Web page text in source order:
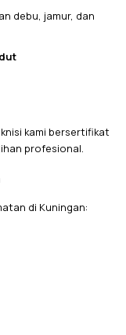
debu, jamur, dan
kami bersertifikat
profesional.
di Kuningan: